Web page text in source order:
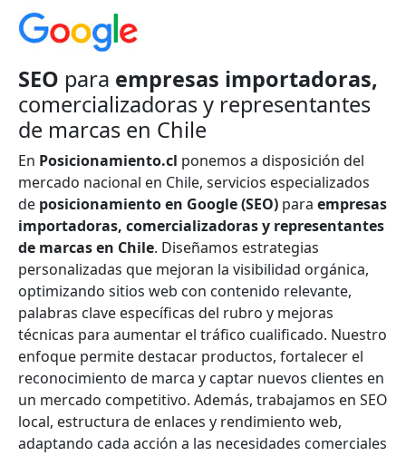
SEO para empresas importadoras,
comercializadoras y representantes
de marcas en Chile
En Posicionamiento.cl ponemos a disposición del
mercado nacional en Chile, servicios especializados
de posicionamiento en Google (SEO) para empresas
importadoras, comercializadoras y representantes
de marcas en Chile. Diseñamos estrategias
personalizadas que mejoran la visibilidad orgánica,
optimizando sitios web con contenido relevante,
palabras clave específicas del rubro y mejoras
técnicas para aumentar el tráfico cualificado. Nuestro
enfoque permite destacar productos, fortalecer el
reconocimiento de marca y captar nuevos clientes en
un mercado competitivo. Además, trabajamos en SEO
local, estructura de enlaces y rendimiento web,
adaptando cada acción a las necesidades comerciales